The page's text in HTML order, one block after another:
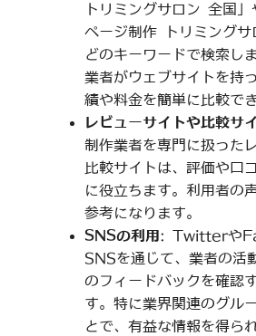
トリミングサロン 全国
ページ制作 トリミング
どのキーワードで検索し
業者がウェブサイトを持
績や料金を簡単に比較でき
レビューサイトや比較サ
制作業者を専門に扱った
比較サイトは、評価や口
に役立ちます。利用者の
参考になります。
SNSの利用 : Twitterや
SNSを通じて、業者の活
のフィードバックを確認
す。特に業界関連のグル
とで、有益な情報を得ら